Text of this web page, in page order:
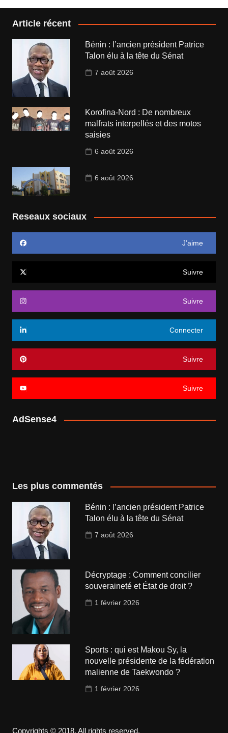
Article récent
Bénin : l’ancien président Patrice
Talon élu à la tête du Sénat
7 août 2026
Korofina-Nord : De nombreux
malfrats interpellés et des motos
saisies
6 août 2026
6 août 2026
Reseaux sociaux
J’aime
Suivre
Suivre
Connecter
Suivre
Suivre
AdSense4
Les plus commentés
Bénin : l’ancien président Patrice
Talon élu à la tête du Sénat
7 août 2026
Décryptage : Comment concilier
souveraineté et État de droit ?
1 février 2026
Sports : qui est Makou Sy, la
nouvelle présidente de la fédération
malienne de Taekwondo ?
1 février 2026
Copyrights © 2018. All rights reserved.